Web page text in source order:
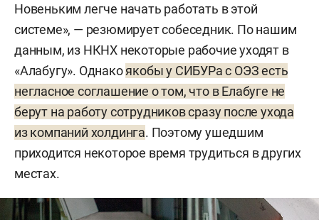
Новеньким легче начать работать в этой
системе», — резюмирует собеседник. По нашим
данным, из НКНХ некоторые рабочие уходят в
«Алабугу». Однакоякобы у СИБУРа с ОЭЗ есть
негласное соглашение о том, что в Елабуге не
берут на работу сотрудников сразу после ухода
из компаний холдинга. Поэтому ушедшим
приходится некоторое время трудиться в других
местах.